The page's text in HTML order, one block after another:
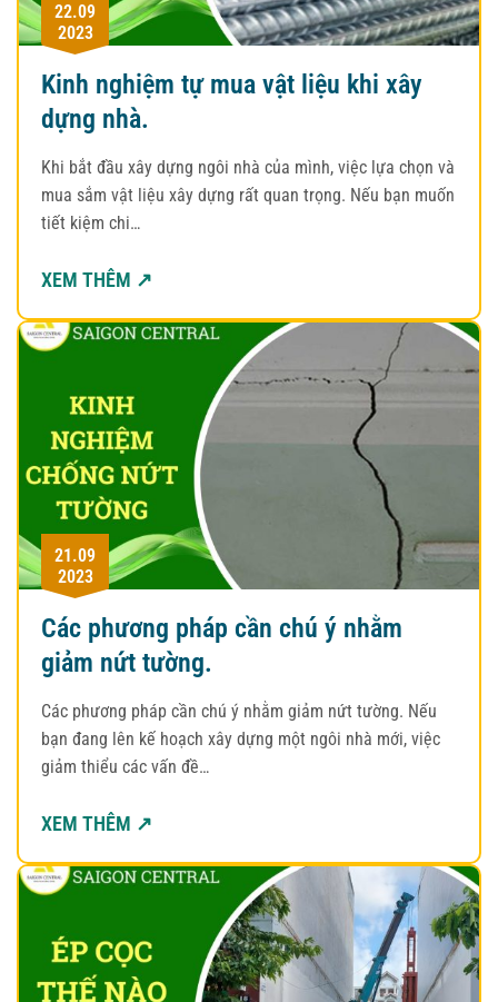
22.09
2023
Kinh nghiệm tự mua vật liệu khi xây
dựng nhà.
Khi bắt đầu xây dựng ngôi nhà của mình, việc lựa chọn và
mua sắm vật liệu xây dựng rất quan trọng. Nếu bạn muốn
tiết kiệm chi…
XEM THÊM ↗
21.09
2023
Các phương pháp cần chú ý nhằm
giảm nứt tường.
Các phương pháp cần chú ý nhằm giảm nứt tường. Nếu
bạn đang lên kế hoạch xây dựng một ngôi nhà mới, việc
giảm thiểu các vấn đề…
XEM THÊM ↗